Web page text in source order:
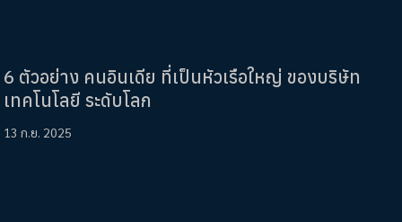
6 ตัวอย่าง คนอินเดีย ที่เป็นหัวเรือใหญ่ ของบริษัท
เทคโนโลยี ระดับโลก
13 ก.ย. 2025